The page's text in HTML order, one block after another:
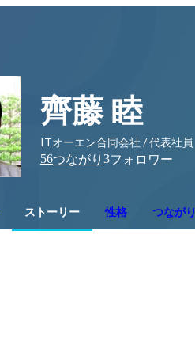
齊藤 睦
ITオーエン合同会社 / 代表社員
56つながり 3フォロワー
ストーリー 性格 つながり